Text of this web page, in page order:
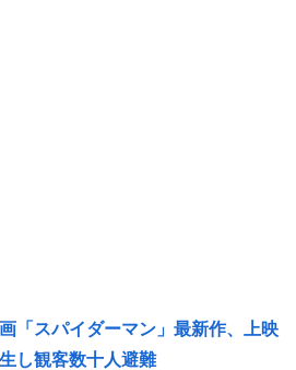
「スパイダーマン」最新作、上映
し観客数十人避難